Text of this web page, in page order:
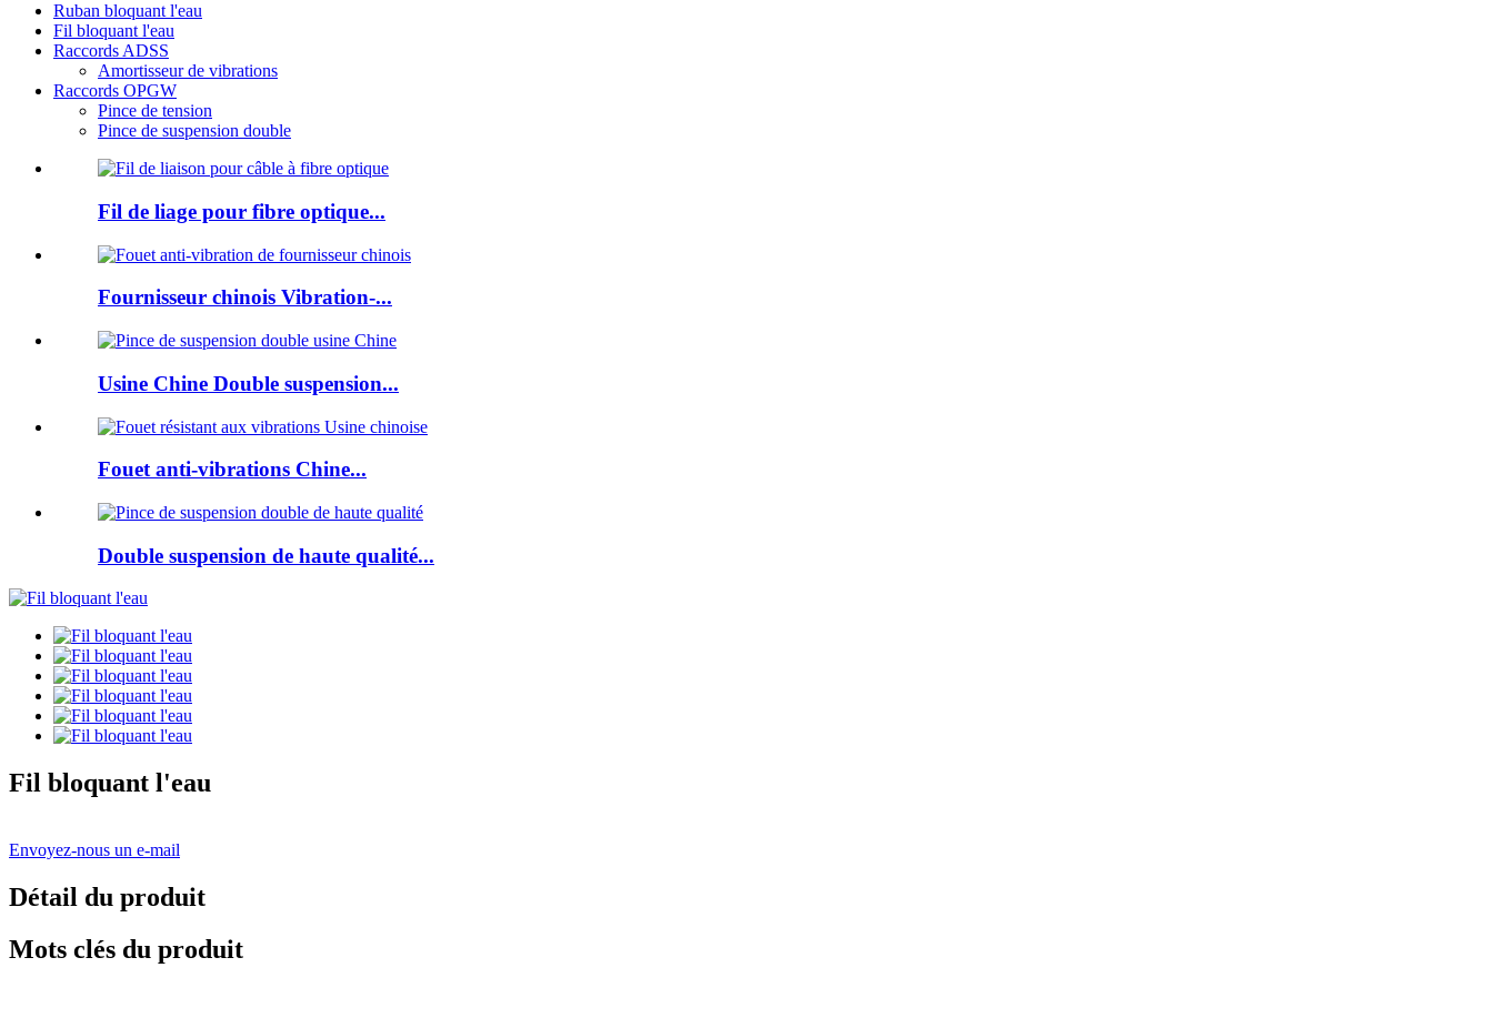
Ruban bloquant l'eau
Fil bloquant l'eau
Raccords ADSS
Amortisseur de vibrations
Raccords OPGW
Pince de tension
Pince de suspension double
Fil de liage pour fibre optique...
Fournisseur chinois Vibration-...
Usine Chine Double suspension...
Fouet anti-vibrations Chine...
Double suspension de haute qualité...
Fil bloquant l'eau
Envoyez-nous un e-mail
Détail du produit
Mots clés du produit